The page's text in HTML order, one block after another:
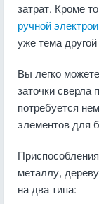
затрат. Кроме
ручной
уже тема другой
Вы легко
заточки сверла
потребуется
элементов для
металлу,
на два типа: